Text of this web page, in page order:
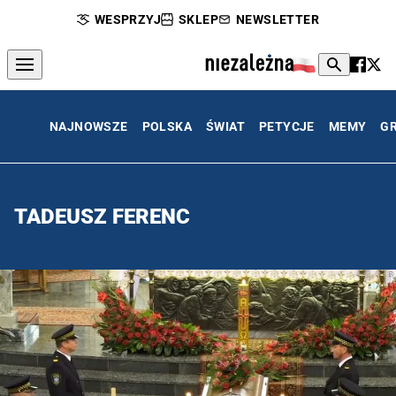
WESPRZYJ SKLEP NEWSLETTER
NAJNOWSZE POLSKA ŚWIAT PETYCJE MEMY
TADEUSZ FERENC